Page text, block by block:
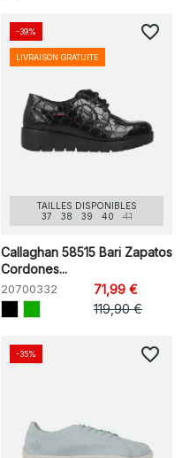
TAILLES DISPONIBLES
37
38 39 40 41
Callaghan 58515 Bari Zapatos
Cordones...
20700332
71,99 €
119,90 €
-39%
LIVRAISON GRATUITE
favorite_border
-35% favorite_border